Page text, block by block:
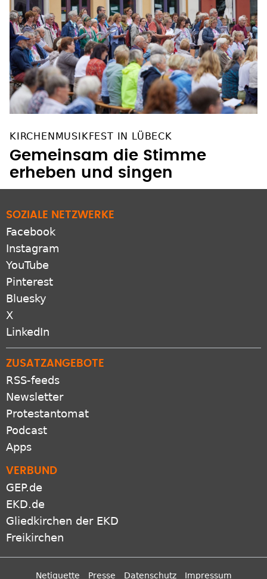
KIRCHENMUSIKFEST IN LÜBECK
Gemeinsam die Stimme
erheben und singen
SOZIALE NETZWERKE
Facebook
Instagram
YouTube
Pinterest
Bluesky
X
LinkedIn
ZUSATZANGEBOTE
RSS-feeds
Newsletter
Protestantomat
Podcast
Apps
VERBUND
GEP.de
EKD.de
Gliedkirchen der EKD
Freikirchen
Netiquette Presse Datenschutz Impressum